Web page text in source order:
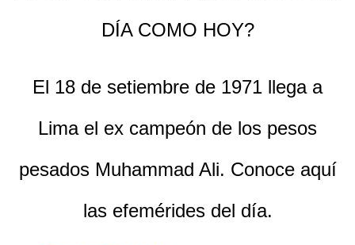
DÍA COMO HOY?
El 18 de setiembre de 1971 llega a
Lima el ex campeón de los pesos
pesados Muhammad Ali. Conoce aquí
las efemérides del día.